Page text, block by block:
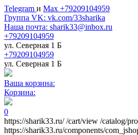
Telegram и Max +79209104959
Группа VK: vk.com/33sharika
Наша почта: sharik33@inbox.ru
+79209104959
ул. Северная 1 Б
+79209104959
ул. Северная 1 Б
Ваша корзина:
Корзина:
0
https://sharik33.ru/ /cart/view /catalog/
https://sharik33.ru/components/